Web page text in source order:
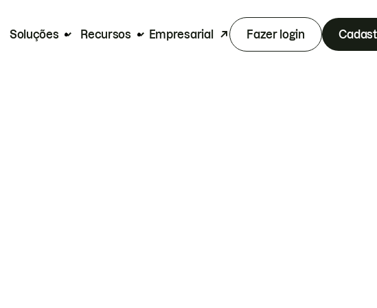
Soluções Recursos Empresarial Fazer login